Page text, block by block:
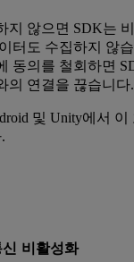
지 않으면 SDK는
터도 수집하지 않
동의를 철회하면
의 연결을 끊습니다.
및 Unity에서
비활성화